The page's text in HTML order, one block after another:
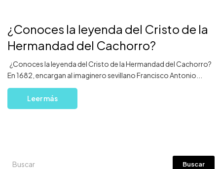
¿Conoces la leyenda del Cristo de la
Hermandad del Cachorro?
¿Conoces la leyenda del Cristo de la Hermandad del Cachorro?
En 1682, encargan al imaginero sevillano Francisco Antonio...
Leer más
Buscar